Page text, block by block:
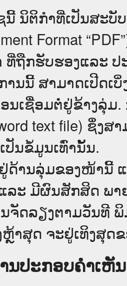
ນິຕິກຳທີ່ເປັນສະບັ
Format
ທີ່ຖືກຮັບຮອງແລະ
ານນີ້ ສາມາດເປີດເ
ນເຊື່ອມຕໍ່ຢູ່ຂ້າງລຸ່ມ
text file) ຊຶ່ງ
ນຂໍ້ມູນເທົ່ານັ້ນ.
ດ້ານລຸ່ມຂອງໜ້ານີ້
ລະ ມີຜົນສັກສິດ ພ
ຈັດລຽງຕາມວັນທີ
າສຸດ ຈະຢູ່ເທິງສຸດ
ນປະກອບຄຳເຫັນ